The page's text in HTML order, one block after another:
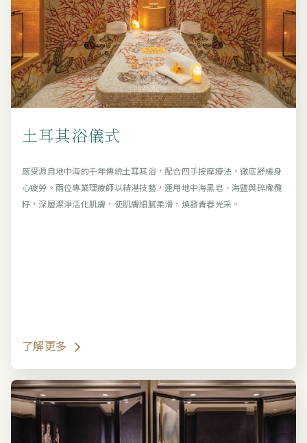
土耳其浴儀式
感受源自地中海的千年傳統土耳其浴，配合四手按摩療法，徹底舒緩身
心疲勞。兩位專業理療師以精湛技藝，運用地中海黑皂、海鹽與碎橄欖
籽，深層潔淨活化肌膚，使肌膚細膩柔滑，煥發青春光采。
了解更多